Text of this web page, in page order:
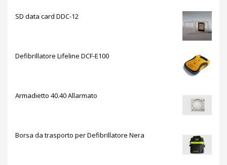
SD data card DDC-12
Defibrillatore Lifeline DCF-E100
Armadietto 40.40 Allarmato
Borsa da trasporto per Defibrillatore Nera